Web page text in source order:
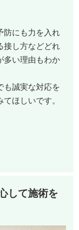
防にも力を入れ
接し方などどれ
多い理由もわか
も誠実な対応を
ほしいです。
して施術を